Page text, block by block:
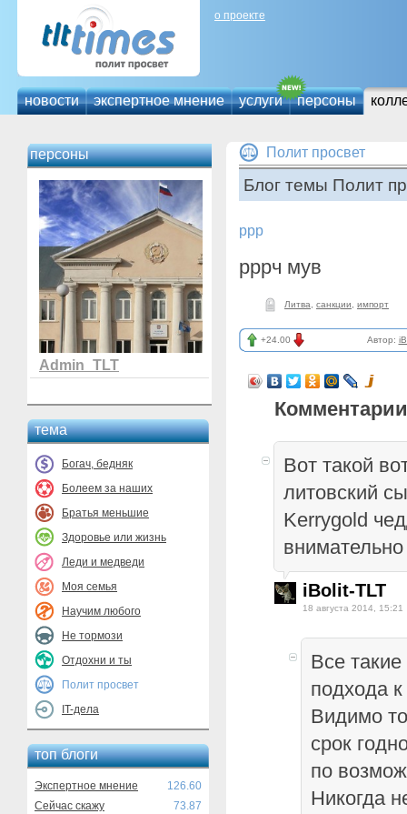
о проекте
новости экспертное мнение услуги персоны
персоны
Admin_TLT
тема
Богач, бедняк
Болеем за наших
Братья меньшие
Здоровье или жизнь
Леди и медведи
Моя семья
Научим любого
Не тормози
Отдохни и ты
Полит просвет
IT-дела
топ блоги
Экспертное мнение
126.60
Сейчас скажу
73.87
Полит просвет
Блог темы Полит
ррр
рррч мув
Литва санкции импорт
+24.00 Автор:
Вот такой
литовский
Kerrygold
внимательно
iBolit-TLT
18 августа 2014, 15:21
Все
подхода к
Видимо
срок
по
Никогда